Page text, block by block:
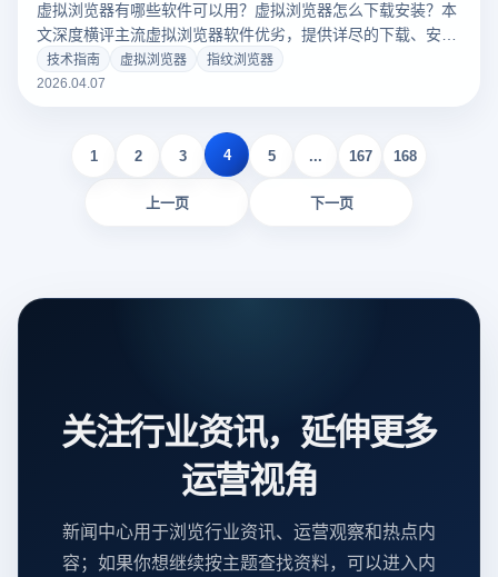
虚拟浏览器有哪些软件可以用？虚拟浏览器怎么下载安装？本
文深度横评主流虚拟浏览器软件优劣，提供详尽的下载、安装
与指纹防关联配置指南。结合云登指纹浏览器核心技术，助您
轻松搭建100%纯净的物理级隔离环境，彻底破局多账号运营
技术指南 虚拟浏览器
指纹浏览器
2026.04.07
上一页
1 2 3 4 5 ... 167 168
下一页
关注行业资讯，延伸更多
运营视角
新闻中心用于浏览行业资讯、运营观察和热点内
容；如果你想继续按主题查找资料，可以进入内